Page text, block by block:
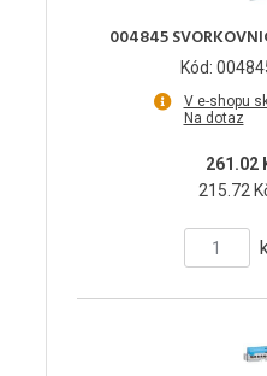
004845
Kód:
V e-shopu
Na dotaz
261.02
215.72